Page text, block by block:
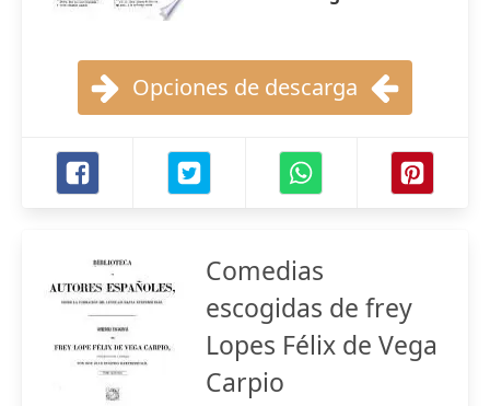
Opciones de descarga
Comedias
escogidas de frey
Lopes Félix de Vega
Carpio